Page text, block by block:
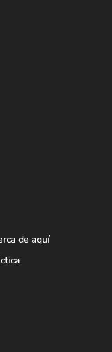
de aquí